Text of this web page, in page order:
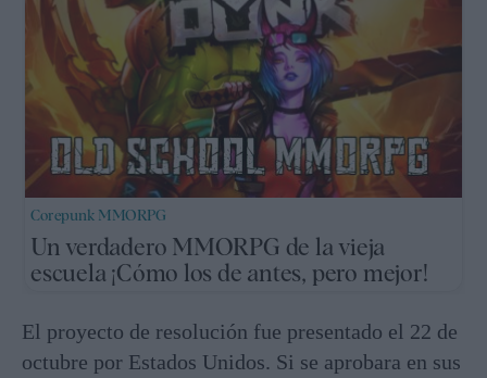
Corepunk MMORPG
Un verdadero MMORPG de la vieja
escuela ¡Cómo los de antes, pero mejor!
El proyecto de resolución fue presentado el 22 de
octubre por Estados Unidos. Si se aprobara en sus